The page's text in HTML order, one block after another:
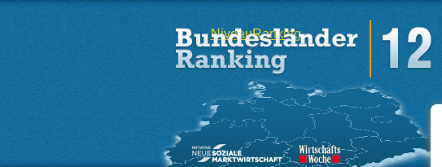
NiveauRanking